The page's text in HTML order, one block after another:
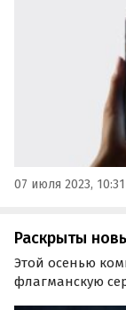
07 июля 2023, 10:31
Раскрыты
Этой осенью
флагманскую